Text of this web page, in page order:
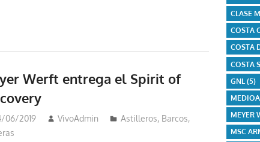
Werft entrega el Spirit of
06/2019 VivoAdmin Astilleros, Barcos,
CLASE
COSTA
COSTA
COSTA
GNL (5)
MEYER
MSC